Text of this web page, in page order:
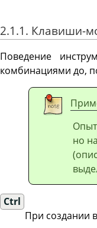
2.1.1. Клавиши-
Поведение
комбинациями до,
но
Ctrl
При создании